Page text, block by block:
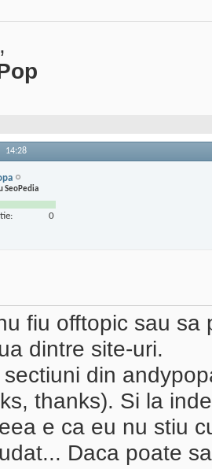
14:28
SeoPedia
0
fiu offtopic sau sa
dintre site-uri.
din
thanks). Si la
e ca eu nu stiu
Daca poate